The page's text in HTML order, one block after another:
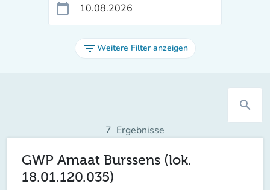
calendar_today
filter_listWeitere Filter anzeigen
search
7 Ergebnisse
GWP Amaat Burssens (lok.
18.01.120.035)